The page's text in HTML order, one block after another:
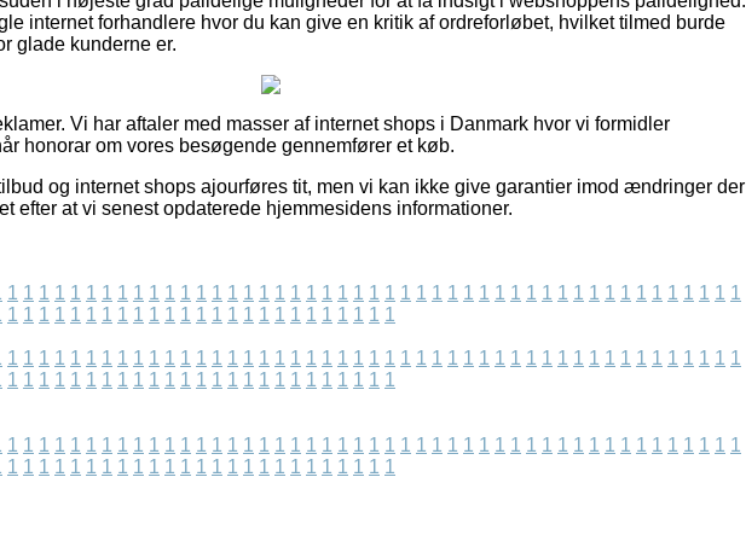
internet forhandlere hvor du kan give en kritik af ordreforløbet, hvilket tilmed burde
glade kunderne er.
Vi har aftaler med masser af internet shops i Danmark hvor vi formidler
honorar om vores besøgende gennemfører et køb.
og internet shops ajourføres tit, men vi kan ikke give garantier imod ændringer der
efter at vi senest opdaterede hjemmesidens informationer.
1 1 1 1 1 1 1 1 1 1 1 1 1 1 1 1 1 1 1 1 1 1 1 1 1 1 1 1 1 1 1 1 1 1 1 1 1 1 1 1 1 1 1 1 1 1 1
1 1 1 1 1 1 1 1 1 1 1 1 1 1 1 1 1 1 1 1 1 1 1 1 1
1 1 1 1 1 1 1 1 1 1 1 1 1 1 1 1 1 1 1 1 1 1 1 1 1 1 1 1 1 1 1 1 1 1 1 1 1 1 1 1 1 1 1 1 1 1 1
1 1 1 1 1 1 1 1 1 1 1 1 1 1 1 1 1 1 1 1 1 1 1 1 1
1 1 1 1 1 1 1 1 1 1 1 1 1 1 1 1 1 1 1 1 1 1 1 1 1 1 1 1 1 1 1 1 1 1 1 1 1 1 1 1 1 1 1 1 1 1 1
1 1 1 1 1 1 1 1 1 1 1 1 1 1 1 1 1 1 1 1 1 1 1 1 1